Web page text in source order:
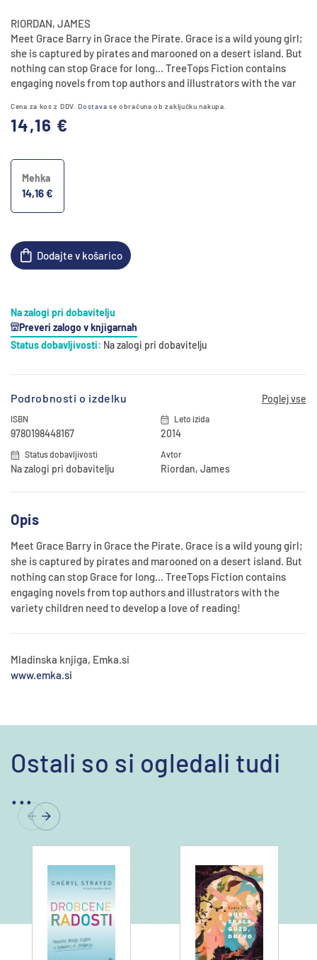
RIORDAN, JAMES
Meet Grace Barry in Grace the Pirate. Grace is a wild young girl;
she is captured by pirates and marooned on a desert island. But
nothing can stop Grace for long... TreeTops Fiction contains
engaging novels from top authors and illustrators with the var
Cena za kos z DDV.Dostava se obračuna ob zaključku nakupa.
Redna
14,16 €
Mehka
14,16 €
Dodajte v košarico
Na zalogi pri dobavitelju
Preveri zalogo v knjigarnah
Status dobavljivosti: Na zalogi pri dobavitelju
Podrobnosti o izdelku Poglej vse
ISBN
9780198448167
Leto izida
2014
Status dobavljivosti
Na zalogi pri dobavitelju
Avtor
Riordan, James
Opis
Meet Grace Barry in Grace the Pirate. Grace is a wild young girl;
she is captured by pirates and marooned on a desert island. But
nothing can stop Grace for long... TreeTops Fiction contains
engaging novels from top authors and illustrators with the
variety children need to develop a love of reading!
Mladinska knjiga, Emka.si
www.emka.si
Ostali so si ogledali tudi
...